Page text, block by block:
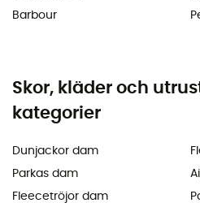
Barbour
Skor, kläder och
kategorier
Dunjackor dam
Parkas dam
Fleecetröjor dam